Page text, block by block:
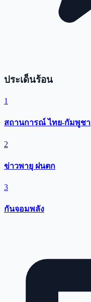
ประเด็นร้อน
1
สถานการณ์ ไทย-กัมพูชา
2
ข่าวพายุ ฝนตก
3
กันจอมพลัง